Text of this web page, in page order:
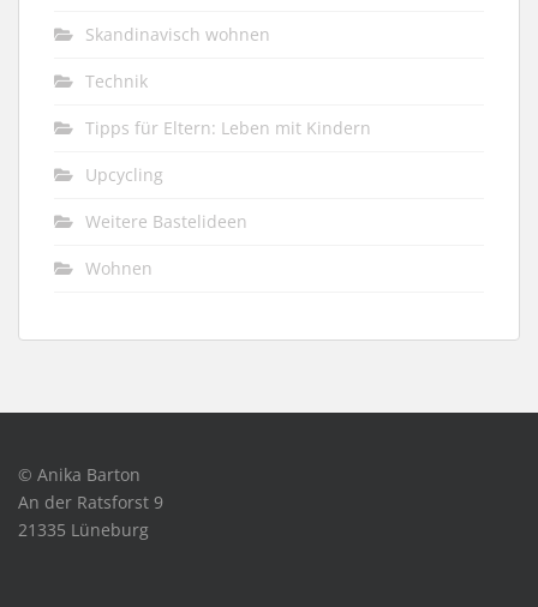
Skandinavisch wohnen
Technik
Tipps für Eltern: Leben mit Kindern
Upcycling
Weitere Bastelideen
Wohnen
© Anika Barton
An der Ratsforst 9
21335 Lüneburg